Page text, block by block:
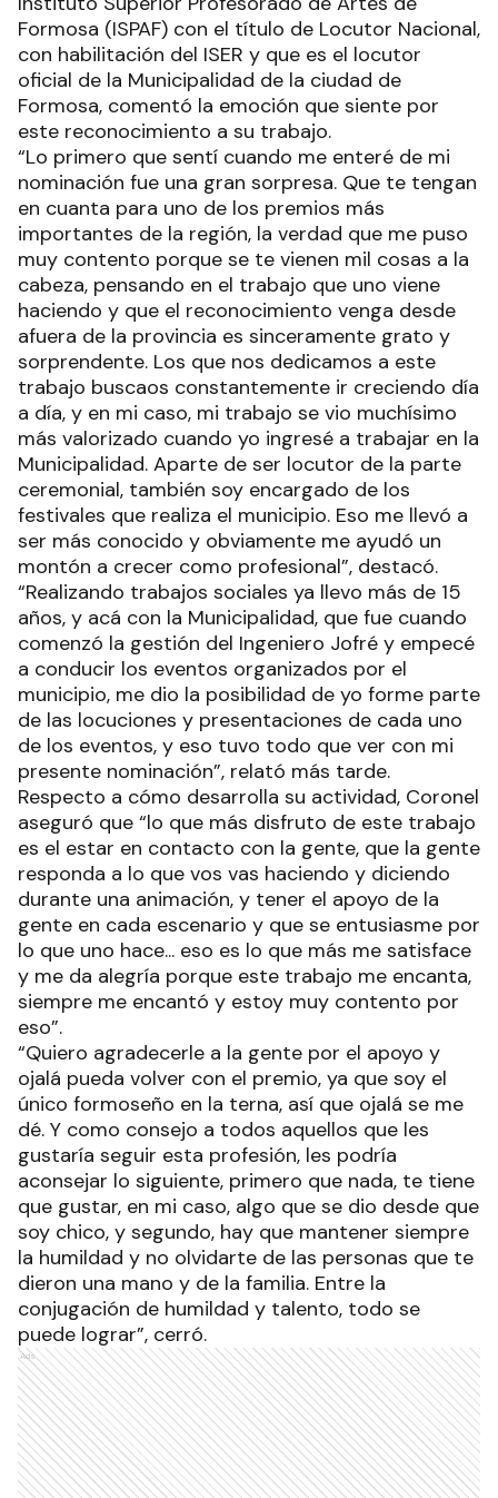
Formosa (ISPAF) con el título de Locutor Nacional,
con habilitación del ISER y que es el locutor
oficial de la Municipalidad de la ciudad de
Formosa, comentó la emoción que siente por
este reconocimiento a su trabajo.
“Lo primero que sentí cuando me enteré de mi
nominación fue una gran sorpresa. Que te tengan
en cuanta para uno de los premios más
importantes de la región, la verdad que me puso
muy contento porque se te vienen mil cosas a la
cabeza, pensando en el trabajo que uno viene
haciendo y que el reconocimiento venga desde
afuera de la provincia es sinceramente grato y
sorprendente. Los que nos dedicamos a este
trabajo buscaos constantemente ir creciendo día
a día, y en mi caso, mi trabajo se vio muchísimo
más valorizado cuando yo ingresé a trabajar en la
Municipalidad. Aparte de ser locutor de la parte
ceremonial, también soy encargado de los
festivales que realiza el municipio. Eso me llevó a
ser más conocido y obviamente me ayudó un
montón a crecer como profesional”, destacó.
“Realizando trabajos sociales ya llevo más de 15
años, y acá con la Municipalidad, que fue cuando
comenzó la gestión del Ingeniero Jofré y empecé
a conducir los eventos organizados por el
municipio, me dio la posibilidad de yo forme parte
de las locuciones y presentaciones de cada uno
de los eventos, y eso tuvo todo que ver con mi
presente nominación”, relató más tarde.
Respecto a cómo desarrolla su actividad, Coronel
aseguró que “lo que más disfruto de este trabajo
es el estar en contacto con la gente, que la gente
responda a lo que vos vas haciendo y diciendo
durante una animación, y tener el apoyo de la
gente en cada escenario y que se entusiasme por
lo que uno hace... eso es lo que más me satisface
y me da alegría porque este trabajo me encanta,
siempre me encantó y estoy muy contento por
eso”.
“Quiero agradecerle a la gente por el apoyo y
ojalá pueda volver con el premio, ya que soy el
único formoseño en la terna, así que ojalá se me
dé. Y como consejo a todos aquellos que les
gustaría seguir esta profesión, les podría
aconsejar lo siguiente, primero que nada, te tiene
que gustar, en mi caso, algo que se dio desde que
soy chico, y segundo, hay que mantener siempre
la humildad y no olvidarte de las personas que te
dieron una mano y de la familia. Entre la
conjugación de humildad y talento, todo se
puede lograr”, cerró.
Ads